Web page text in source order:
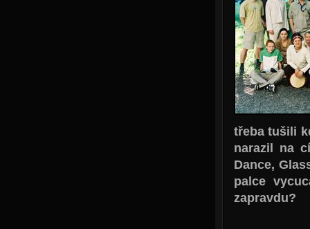
třeba tušili
narazil na
Dance,
palce
zapravdu?